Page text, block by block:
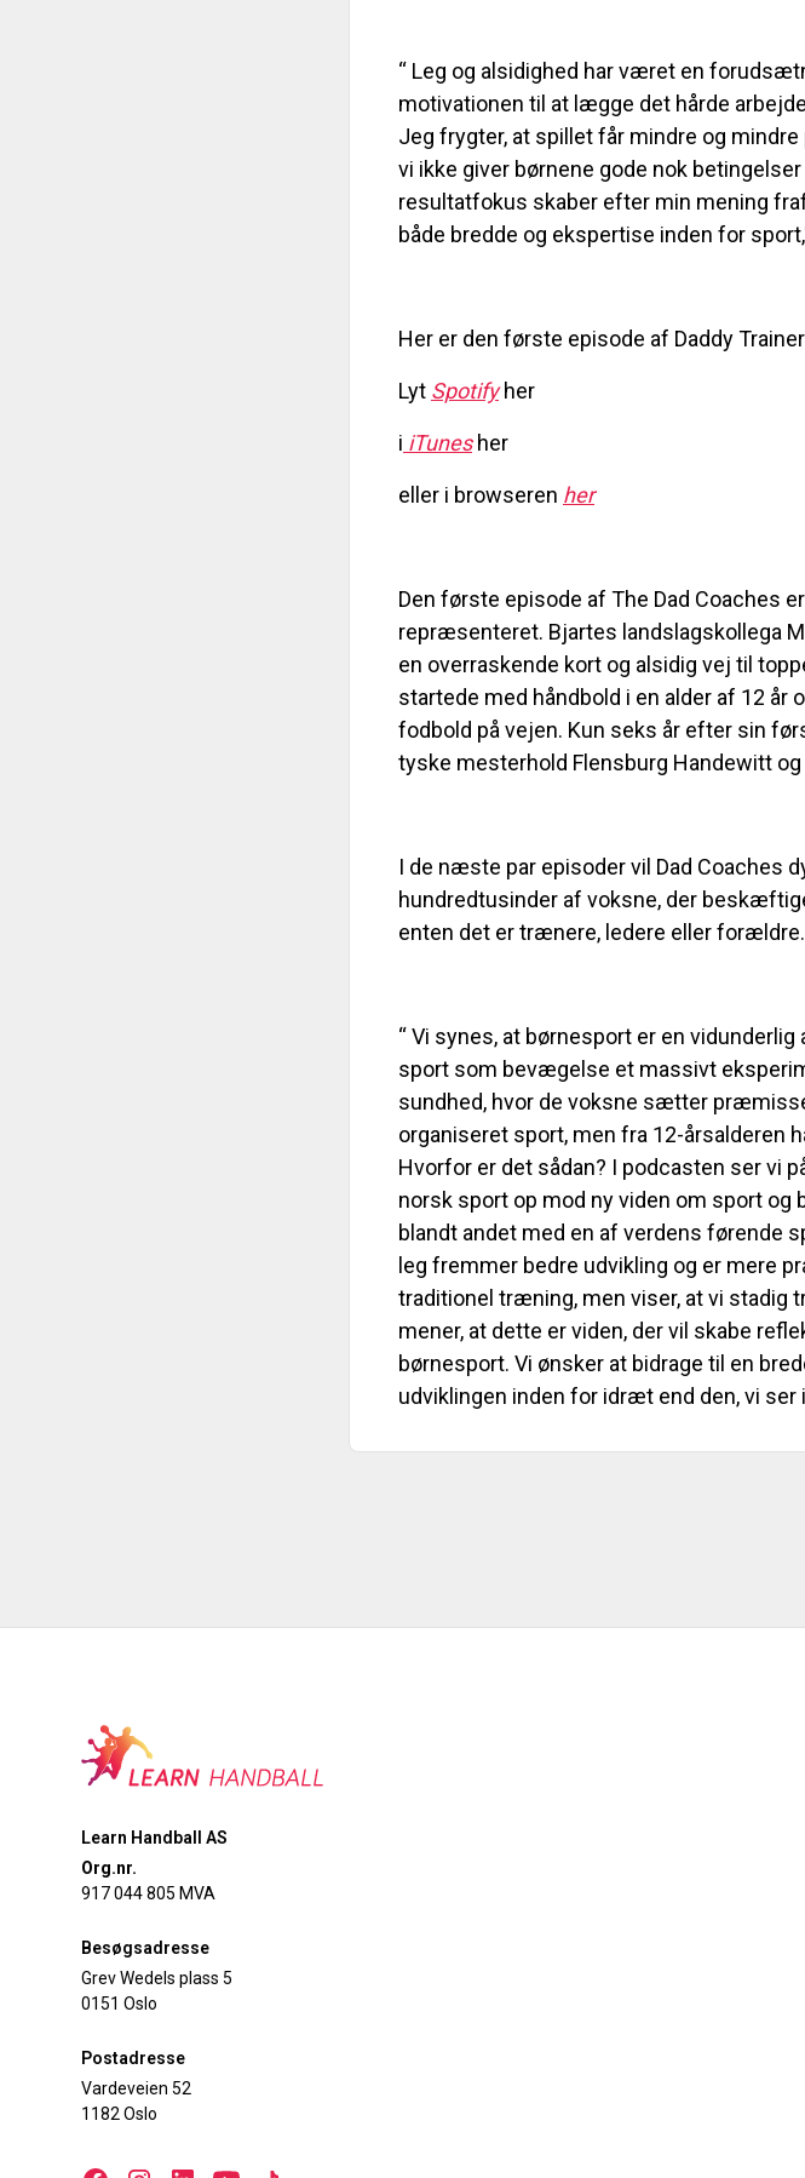
“ Leg og alsidighed har været en
motivationen til at lægge det hårde
Jeg frygter, at spillet får mindre og
vi ikke giver børnene gode nok
resultatfokus skaber efter min mening
både bredde og ekspertise inden for
Her er den første episode af Daddy
Lyt Spotifyher
i iTunesher
eller i browseren her
Den første episode af The Dad Coaches
repræsenteret. Bjartes landslagskollega
en overraskende kort og alsidig vej til
startede med håndbold i en alder af 12 år
fodbold på vejen. Kun seks år efter sin
tyske mesterhold Flensburg Handewitt
I de næste par episoder vil Dad Coaches
hundredtusinder af voksne, der
enten det er trænere, ledere eller forældre.
“ Vi synes, at børnesport er en
sport som bevægelse et massivt
sundhed, hvor de voksne sætter
organiseret sport, men fra 12-årsalderen
Hvorfor er det sådan? I podcasten ser vi
norsk sport op mod ny viden om sport
blandt andet med en af verdens førende
leg fremmer bedre udvikling og er mere
traditionel træning, men viser, at vi stadig
mener, at dette er viden, der vil skabe
børnesport. Vi ønsker at bidrage til en
udviklingen inden for idræt end den, vi
Learn Handball AS
Org.nr.
917 044 805 MVA
Besøgsadresse
Grev Wedels plass 5
0151 Oslo
Postadresse
Vardeveien 52
1182 Oslo